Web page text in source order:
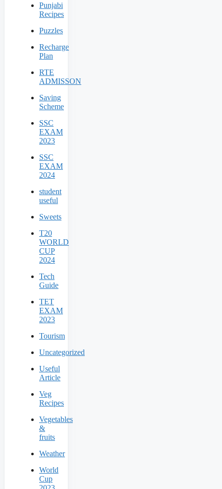
Punjabi
Recipes
Puzzles
Recharge
Plan
RTE
ADMISSON
Saving
Scheme
SSC
EXAM
2023
SSC
EXAM
2024
student
useful
Sweets
T20
WORLD
CUP
2024
Tech
Guide
TET
EXAM
2023
Tourism
Uncategorized
Useful
Article
Veg
Recipes
Vegetables
&
fruits
Weather
World
Cup